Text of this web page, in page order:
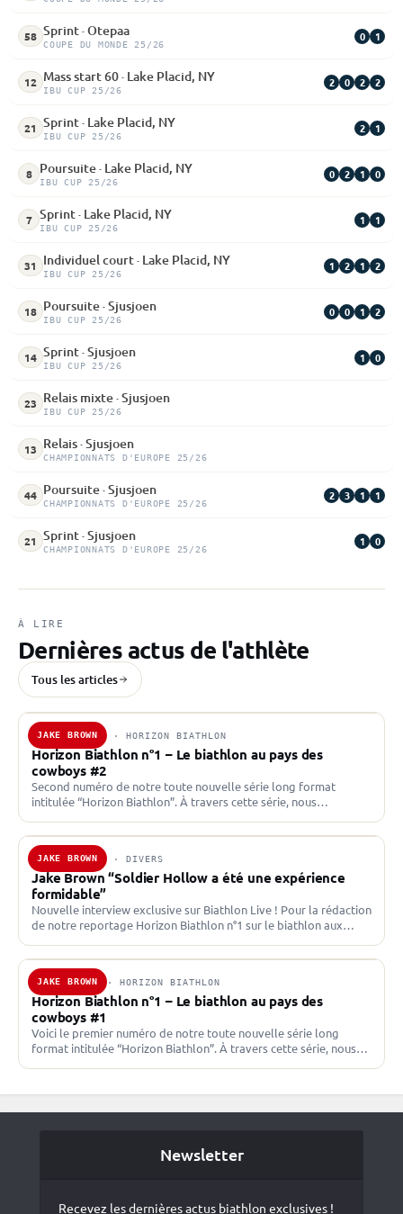
58 Sprint · Otepaa
COUPE DU MONDE 25/26
0 1
12 Mass start 60 · Lake Placid, NY
IBU CUP 25/26
2 0 2 2
21 Sprint · Lake Placid, NY
IBU CUP 25/26
2 1
8 Poursuite · Lake Placid, NY
IBU CUP 25/26
0 2 1 0
7 Sprint · Lake Placid, NY
IBU CUP 25/26
1 1
31 Individuel court · Lake Placid, NY
IBU CUP 25/26
1 2 1 2
18 Poursuite · Sjusjoen
IBU CUP 25/26
0 0 1 2
14 Sprint · Sjusjoen
IBU CUP 25/26
1 0
23 Relais mixte · Sjusjoen
IBU CUP 25/26
13 Relais · Sjusjoen
CHAMPIONNATS D'EUROPE 25/26
44 Poursuite · Sjusjoen
CHAMPIONNATS D'EUROPE 25/26
2 3 1 1
21 Sprint · Sjusjoen
CHAMPIONNATS D'EUROPE 25/26
1 0
À LIRE
Dernières actus de l'athlète
Tous les articles
JAKE BROWN
10 NOV. 2019 · HORIZON BIATHLON
Horizon Biathlon n°1 – Le biathlon au pays des
cowboys #2
Second numéro de notre toute nouvelle série long format
intitulée “Horizon Biathlon”. À travers cette série, nous
JAKE BROWN
10 NOV. 2019 · DIVERS
Jake Brown “Soldier Hollow a été une expérience
formidable”
Nouvelle interview exclusive sur Biathlon Live ! Pour la rédaction
de notre reportage Horizon Biathlon n°1 sur le biathlon aux
JAKE BROWN
9 NOV. 2019 · HORIZON BIATHLON
Horizon Biathlon n°1 – Le biathlon au pays des
cowboys #1
Voici le premier numéro de notre toute nouvelle série long
format intitulée “Horizon Biathlon”. À travers cette série, nous
Newsletter
Recevez les dernières actus biathlon exclusives !